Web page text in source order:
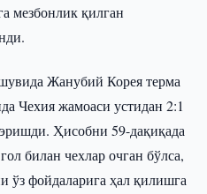
мезбонлик қилган
Жанубий Корея терма
Чехия жамоаси устидан 2:1
Ҳисобни 59-дақиқада
билан чехлар очган бўлса,
ўз фойдаларига ҳал қилишга